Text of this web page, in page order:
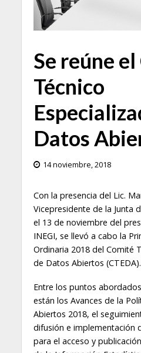
Se reúne
Técnico
Datos
14 noviembre, 2018
Con la presencia del Lic.
Vicepresidente de la Junta
el 13 de noviembre del
INEGI, se llevó a cabo la
Ordinaria 2018 del Comité
de Datos Abiertos (CTEDA).
Entre los puntos
están los Avances de la
Abiertos 2018, el
difusión e implementación
para el acceso y